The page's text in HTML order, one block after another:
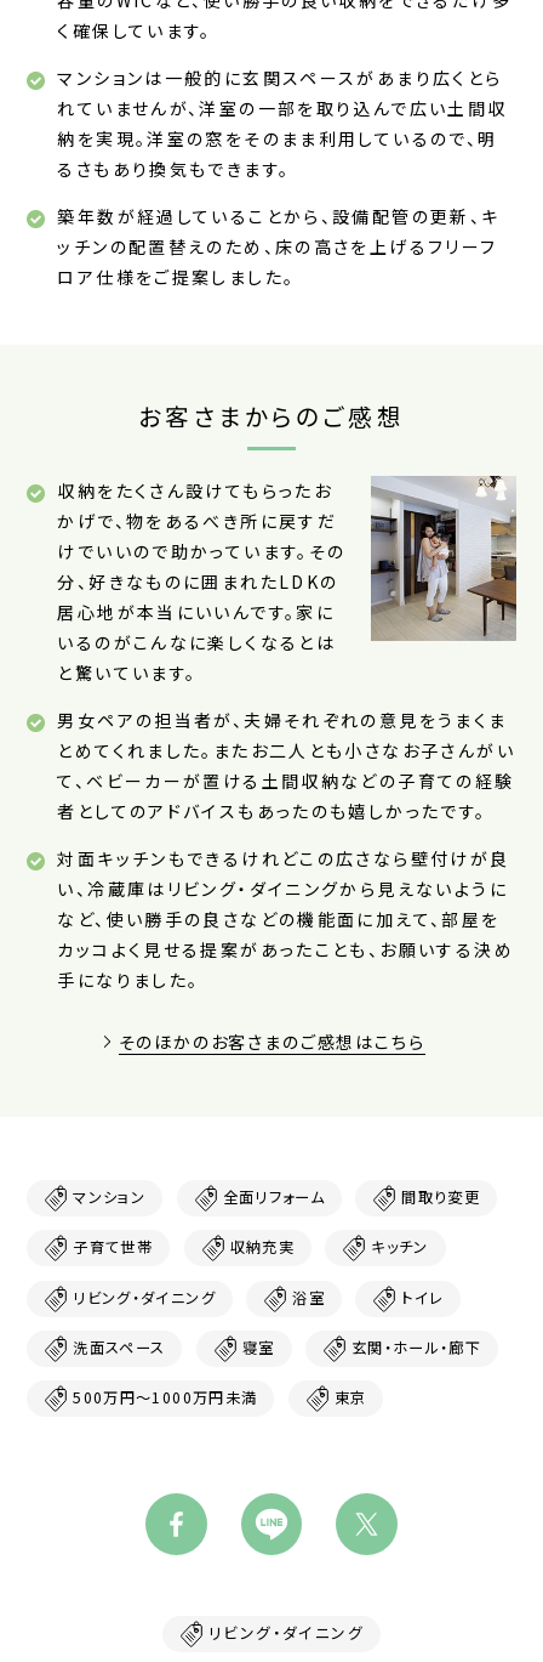
く確保しています。
マンションは一般的に玄関スペースがあまり広くとら
れていませんが、洋室の一部を取り込んで広い土間収
納を実現。洋室の窓をそのまま利用しているので、明
るさもあり換気もできます。
築年数が経過していることから、設備配管の更新、キ
ッチンの配置替えのため、床の高さを上げるフリーフ
ロア仕様をご提案しました。
お客さまからのご感想
収納をたくさん設けてもらったお
かげで、物をあるべき所に戻すだ
けでいいので助かっています。その
分、好きなものに囲まれたLDKの
居心地が本当にいいんです。家に
いるのがこんなに楽しくなるとは
と驚いています。
男女ペアの担当者が、夫婦それぞれの意見をうまくま
とめてくれました。またお二人とも小さなお子さんがい
て、ベビーカーが置ける土間収納などの子育ての経験
者としてのアドバイスもあったのも嬉しかったです。
対面キッチンもできるけれどこの広さなら壁付けが良
い、冷蔵庫はリビング・ダイニングから見えないように
など、使い勝手の良さなどの機能面に加えて、部屋を
カッコよく見せる提案があったことも、お願いする決め
手になりました。
そのほかのお客さまのご感想はこちら
マンション 全面リフォーム 間取り変更
子育て世帯 収納充実 キッチン
リビング・ダイニング 浴室 トイレ
洗面スペース 寝室 玄関・ホール・廊下
500万円～1000万円未満 東京
リビング・ダイニング